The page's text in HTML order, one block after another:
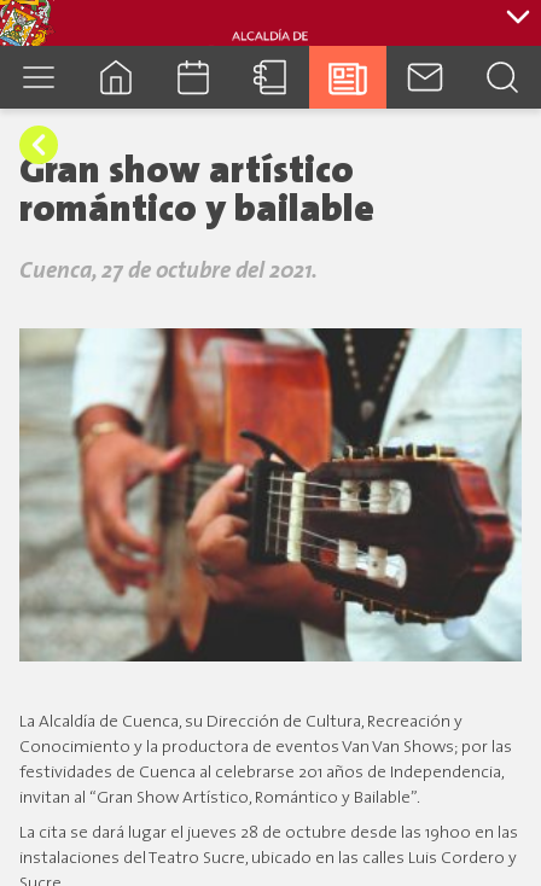
Gran show artístico
romántico y bailable
Cuenca, 27 de octubre del 2021.
La Alcaldía de Cuenca, su Dirección de Cultura, Recreación y
Conocimiento y la productora de eventos Van Van Shows; por las
festividades de Cuenca al celebrarse 201 años de Independencia,
invitan al “Gran Show Artístico, Romántico y Bailable”.
La cita se dará lugar el jueves 28 de octubre desde las 19h00 en las
instalaciones del Teatro Sucre, ubicado en las calles Luis Cordero y